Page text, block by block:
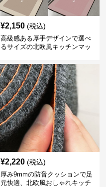
¥2,150 (税込)
高級感ある厚手デザインで選べ
るサイズの北欧風キッチンマッ
¥2,220 (税込)
厚み9mmの防音クッションで足
元快適、北欧風おしゃれキッチ